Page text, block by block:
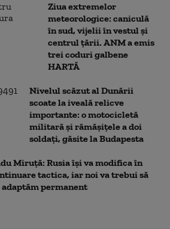
Ziua extremelor
meteorologice: caniculă
în sud, vijelii în vestul și
centrul țării. ANM a emis
trei coduri galbene
HARTĂ
Nivelul scăzut al Dunării
scoate la iveală relicve
importante: o motocicletă
militară și rămășițele a doi
soldați, găsite la Budapesta
Miruță: Rusia își va modifica în
tactica, iar noi va trebui să
adaptăm permanent